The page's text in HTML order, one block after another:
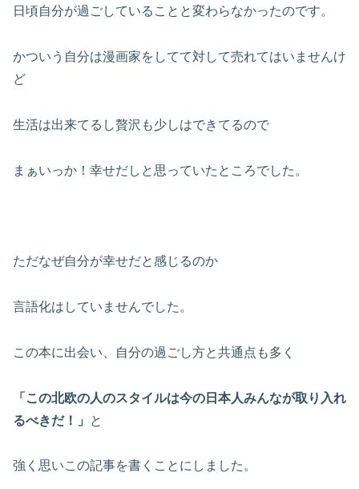
日頃自分が過ごしていることと変わらなかったのです。
かついう自分は漫画家をしてて対して売れてはいませんけ
ど
生活は出来てるし贅沢も少しはできてるので
まぁいっか！幸せだしと思っていたところでした。
ただなぜ自分が幸せだと感じるのか
言語化はしていませんでした。
この本に出会い、自分の過ごし方と共通点も多く
「この北欧の人のスタイルは今の日本人みんなが取り入れ
るべきだ！」
と
強く思いこの記事を書くことにしました。